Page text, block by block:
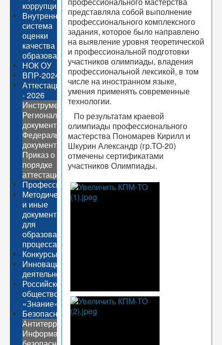
коррупции
Внутренняя
система
оценки
качества
образования
НОК ОУ
ВПР-2024
Аттестация
- 2026
Инструментарий
Региональные
документы
Федеральные
документы
Приказ о
порядке
аттестации
Профессионалитет
Методические
и иные
документы
для
образовательного
процесса
Конкурсы
Инновационная
деятельность
Российское
общество
«Знание»
Безопасность
Антитеррор
Информационная
представляла собой выполнение
профессионального комплексного
задания, которое было направлено
на выявление уровня теоретической
и профессиональной подготовки
участников олимпиады, владения
профессиональной лексикой, в том
числе на иностранном языке,
умения применять современные
технологии.
По результатам краевой
олимпиады профессионального
мастерства Пономарев Кирилл и
Шкурин Александр (гр.ТО-20)
отмечены сертификатами
участников Олимпиады.